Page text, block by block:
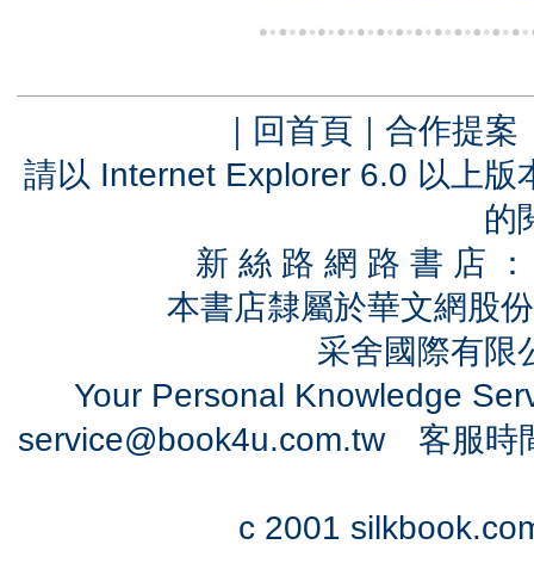
｜ 回首頁 ｜ 合作提案
請以 Internet Explorer 6.0 以上
的
新 絲 路 網 路 書 店
本書店隸屬於華文網股
采舍國際有
Your Personal Knowledge
service@book4u.com.tw客服時
c 2001